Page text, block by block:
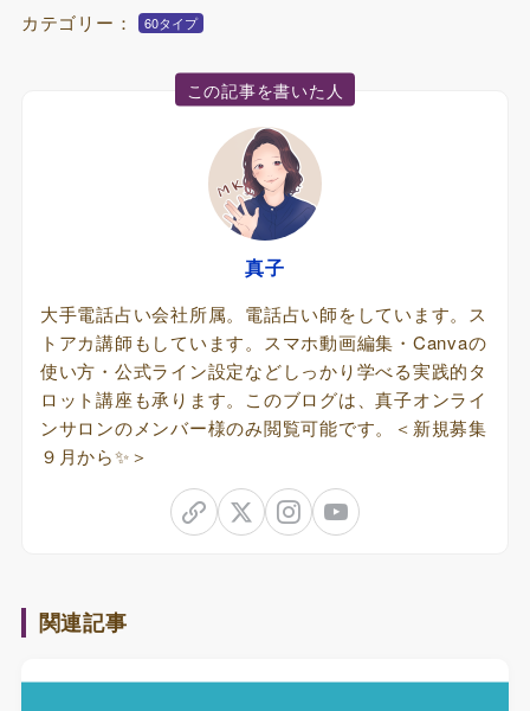
カテゴリー： 60タイプ
この記事を書いた人
真子
大手電話占い会社所属。電話占い師をしています。ス
トアカ講師もしています。スマホ動画編集・Canvaの
使い方・公式ライン設定などしっかり学べる実践的タ
ロット講座も承ります。このブログは、真子オンライ
ンサロンのメンバー様のみ閲覧可能です。＜新規募集
９月から✨＞
関連記事